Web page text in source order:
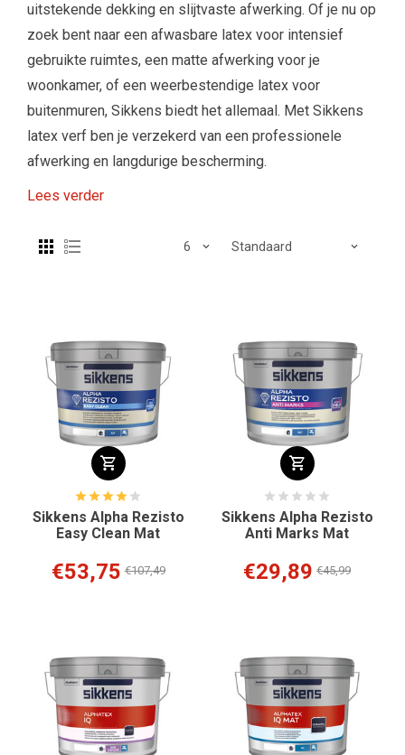
uitstekende dekking en slijtvaste afwerking. Of je nu op
zoek bent naar een afwasbare latex voor intensief
gebruikte ruimtes, een matte afwerking voor je
woonkamer, of een weerbestendige latex voor
buitenmuren, Sikkens biedt het allemaal. Met Sikkens
latex verf ben je verzekerd van een professionele
afwerking en langdurige bescherming.
Lees verder
Sikkens Alpha Rezisto
Easy Clean Mat
€53,75 €107,49
Sikkens Alpha Rezisto
Anti Marks Mat
€29,89 €45,99